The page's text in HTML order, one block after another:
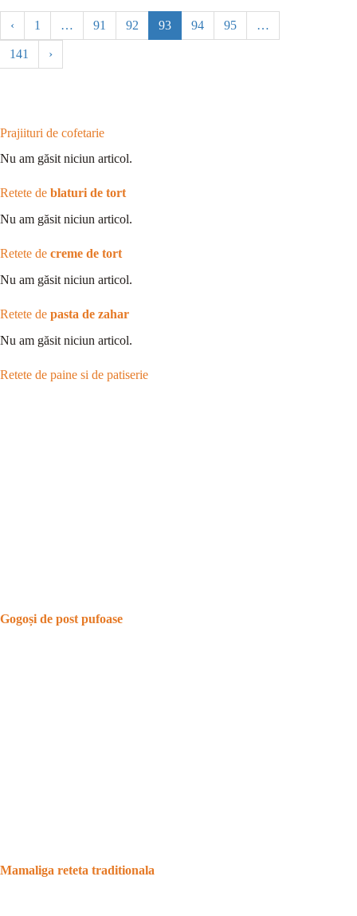
‹ 1 … 91 92 93 94 95 …
141 ›
Prajiituri de cofetarie
Nu am găsit niciun articol.
Retete de blaturi de tort
Nu am găsit niciun articol.
Retete de creme de tort
Nu am găsit niciun articol.
Retete de pasta de zahar
Nu am găsit niciun articol.
Retete de paine si de patiserie
Gogoși de post pufoase
Mamaliga reteta traditionala